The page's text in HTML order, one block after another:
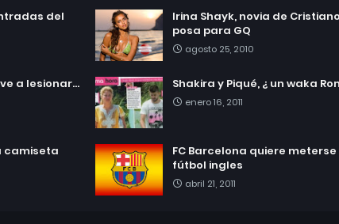
del
a lesionar...
camiseta
Irina Shayk, novia de
posa para GQ
agosto 25, 2010
Shakira y Piqué, ¿ un waka
enero 16, 2011
FC Barcelona quiere meterse
fútbol ingles
abril 21, 2011